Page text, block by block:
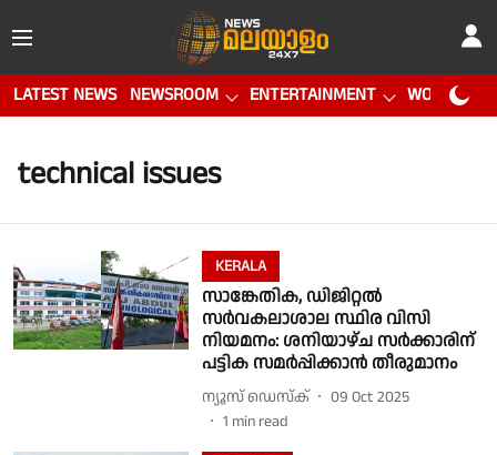
LATEST NEWS NEWSROOM ENTERTAINMENT WORLD CUP
technical issues
KERALA
സാങ്കേതിക, ഡിജിറ്റല്‍
സര്‍വകലാശാല സ്ഥിര വിസി
നിയമനം: ശനിയാഴ്ച സര്‍ക്കാരിന്
പട്ടിക സമര്‍പ്പിക്കാന്‍ തീരുമാനം
ന്യൂസ് ഡെസ്ക്
09 Oct 2025
1 min read